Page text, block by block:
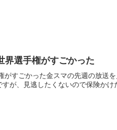
界選手権がすごかった
がすごかった金スマの先週の放送
が、見逃したくないので保険か